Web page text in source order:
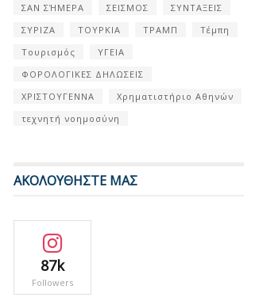
ΣΑΝ ΣΉΜΕΡΑ
ΣΕΙΣΜΟΣ
ΣΥΝΤΑΞΕΙΣ
ΣΥΡΙΖΑ
ΤΟΥΡΚΙΑ ΤΡΑΜΠ
Τέμπη
Τουρισμός
ΥΓΕΙΑ
ΦΟΡΟΛΟΓΙΚΕΣ ΔΗΛΩΣΕΙΣ
ΧΡΙΣΤΟΥΓΕΝΝΑ
Χρηματιστήριο Αθηνών
τεχνητή νοημοσύνη
ΑΚΟΛΟΥΘΗΣΤΕ ΜΑΣ
87k
Followers